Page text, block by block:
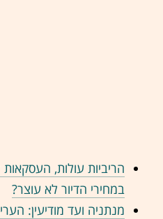
הריביות עולות,
במחירי הדיור לא עוצר?
מנתניה ועד מודיעין: